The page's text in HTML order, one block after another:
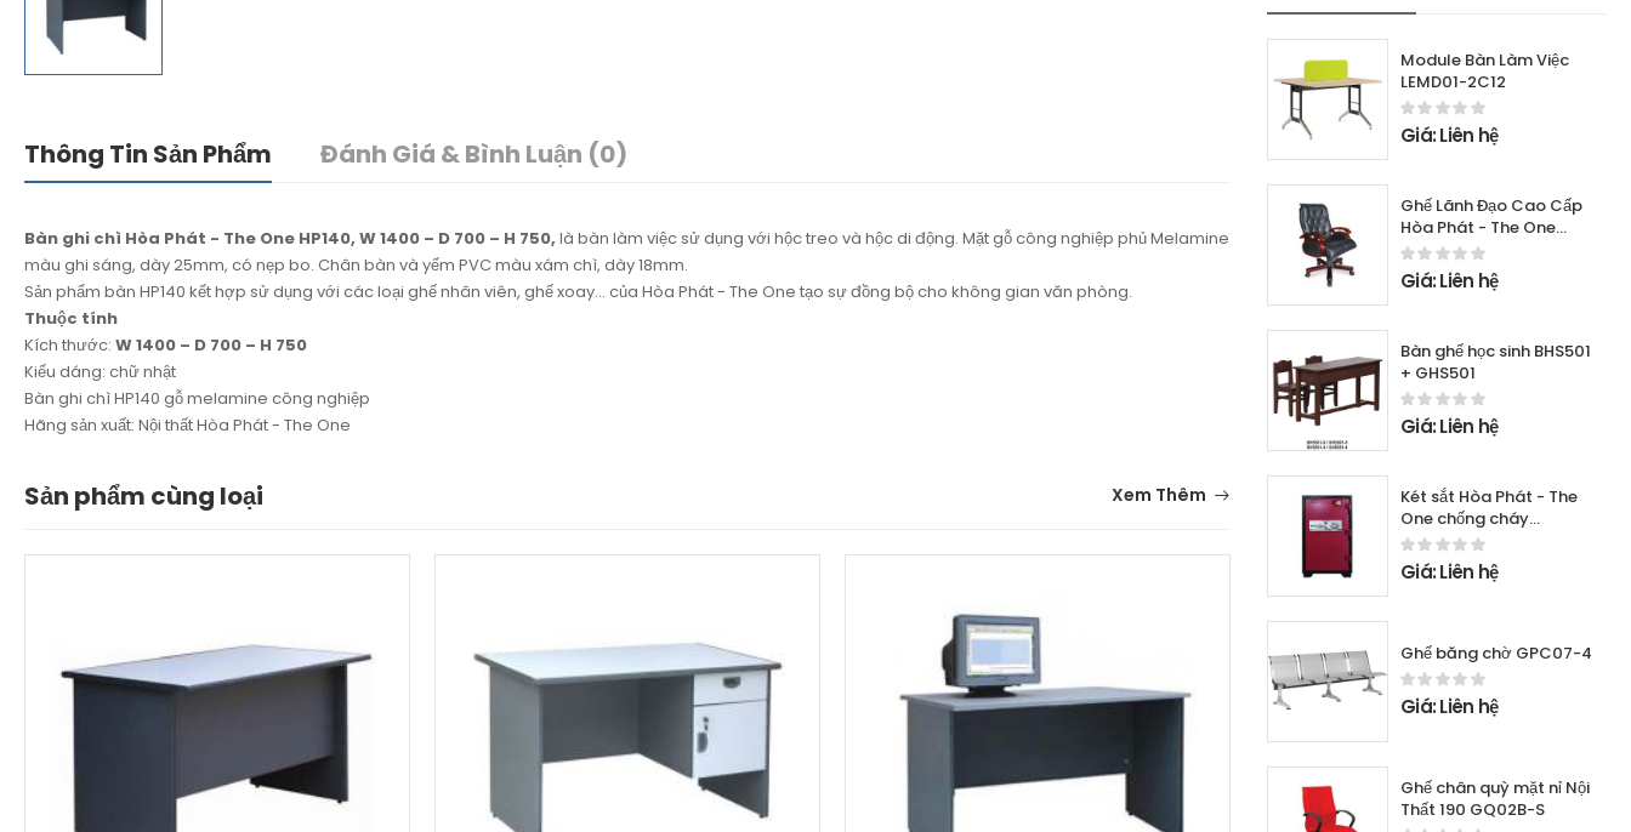
Thông Tin Sản Phẩm Đánh Giá & Bình Luận (0)
Bàn ghi chì Hòa Phát - The One HP140, W 1400 – D 700 – H 750, là bàn làm việc sử dụng với hộc treo và hộc di động. Mặt gỗ công nghiệp phủ Melamine
màu ghi sáng, dày 25mm, có nẹp bo. Chân bàn và yếm PVC màu xám chì, dày 18mm.
Sản phẩm bàn HP140 kết hợp sử dụng với các loại ghế nhân viên, ghế xoay… của Hòa Phát - The One tạo sự đồng bộ cho không gian văn phòng.
Thuộc tính
Kích thước: W 1400 – D 700 – H 750
Kiểu dáng: chữ nhật
Bàn ghi chì HP140 gỗ melamine công nghiệp
Hãng sản xuất: Nội thất Hòa Phát - The One
Sản phẩm cùng loại Xem Thêm
Module Bàn Làm Việc
LEMD01-2C12
Giá: Liên hệ
Ghế Lãnh Đạo Cao Cấp
Hòa Phát - The One
TQ05
Giá: Liên hệ
Bàn ghế học sinh BHS501
+ GHS501
Giá: Liên hệ
Két sắt Hòa Phát - The
One chống cháy
KF168K2C1
Giá: Liên hệ
Ghế băng chờ GPC07-4
Giá: Liên hệ
Ghế chân quỳ mặt nỉ Nội
Thất 190 GQ02B-S